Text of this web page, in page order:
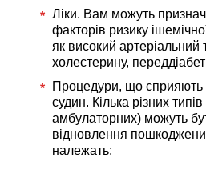
Ліки. Вам можуть
факторів ризику
як високий артеріальний
холестерину, переддіабет
Процедури, що сприяють
судин. Кілька різних
амбулаторних) можуть
відновлення
належать: